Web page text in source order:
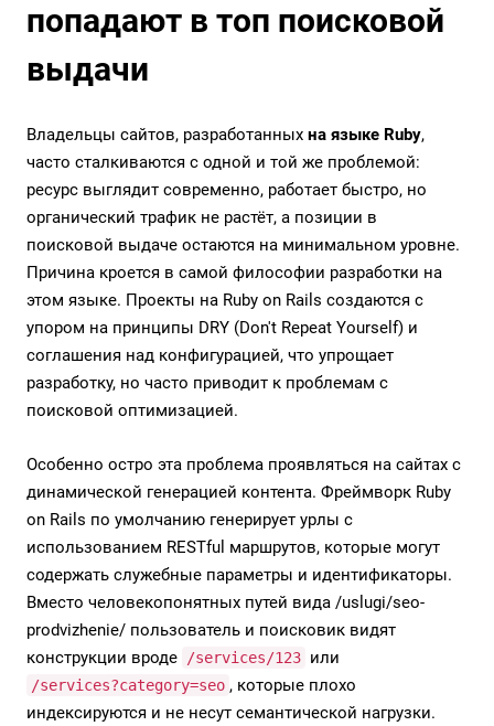
попадают в топ поисковой
выдачи
Владельцы сайтов, разработанных на языке Ruby,
часто сталкиваются с одной и той же проблемой:
ресурс выглядит современно, работает быстро, но
органический трафик не растёт, а позиции в
поисковой выдаче остаются на минимальном уровне.
Причина кроется в самой философии разработки на
этом языке. Проекты на Ruby on Rails создаются с
упором на принципы DRY (Don't Repeat Yourself) и
соглашения над конфигурацией, что упрощает
разработку, но часто приводит к проблемам с
поисковой оптимизацией.
Особенно остро эта проблема проявляться на сайтах с
динамической генерацией контента. Фреймворк Ruby
on Rails по умолчанию генерирует урлы с
использованием RESTful маршрутов, которые могут
содержать служебные параметры и идентификаторы.
Вместо человекопонятных путей вида /uslugi/seo-
prodvizhenie/ пользователь и поисковик видят
конструкции вроде /services/123 или
/services?category=seo , которые плохо
индексируются и не несут семантической нагрузки.